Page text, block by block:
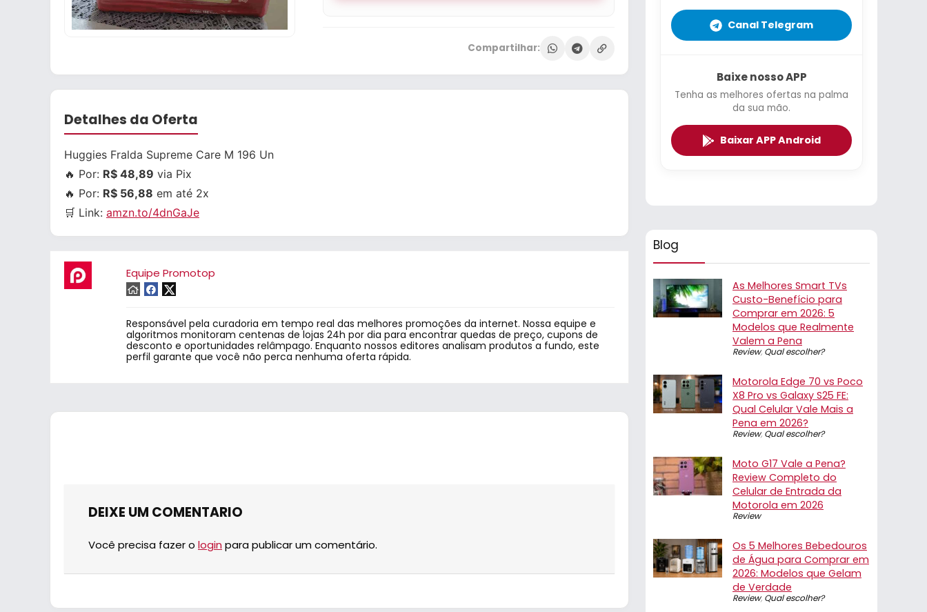
Compartilhar:
Detalhes da Oferta
Huggies Fralda Supreme Care M 196 Un
🔥 Por: R$ 48,89 via Pix
🔥 Por: R$ 56,88 em até 2x
🛒 Link: amzn.to/4dnGaJe
Equipe Promotop
Responsável pela curadoria em tempo real das melhores promoções da internet. Nossa equipe e
algoritmos monitoram centenas de lojas 24h por dia para encontrar quedas de preço, cupons de
desconto e oportunidades relâmpago. Enquanto nossos editores analisam produtos a fundo, este
perfil garante que você não perca nenhuma oferta rápida.
DEIXE UM COMENTARIO
Você precisa fazer o login para publicar um comentário.
Canal Telegram
Baixe nosso APP
Tenha as melhores ofertas na palma
da sua mão.
Baixar APP Android
Blog
As Melhores Smart TVs
Custo-Benefício para
Comprar em 2026: 5
Modelos que Realmente
Valem a Pena
Review, Qual escolher?
Motorola Edge 70 vs Poco
X8 Pro vs Galaxy S25 FE:
Qual Celular Vale Mais a
Pena em 2026?
Review, Qual escolher?
Moto G17 Vale a Pena?
Review Completo do
Celular de Entrada da
Motorola em 2026
Review
Os 5 Melhores Bebedouros
de Água para Comprar em
2026: Modelos que Gelam
de Verdade
Review, Qual escolher?